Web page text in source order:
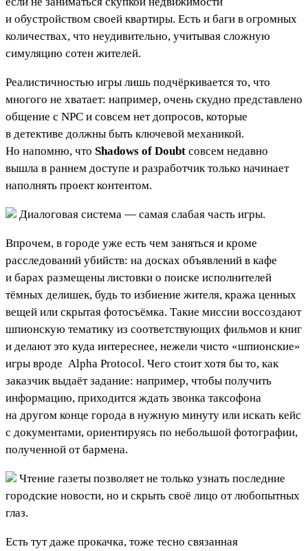
и обустройством своей квартиры. Есть и баги в огромных
количествах, что неудивительно, учитывая сложную
симуляцию сотен жителей.
Реалистичностью игры лишь подчёркивается то, что
многого не хватает: например, очень скудно представлено
общение с NPC и совсем нет допросов, которые
в детективе должны быть ключевой механикой.
Но напомню, что Shadows of Doubt совсем недавно
вышла в раннем доступе и разработчик только начинает
наполнять проект контентом.
Диалоговая система — самая слабая часть игры.
Впрочем, в городе уже есть чем заняться и кроме
расследований убийств: на досках объявлений в кафе
и барах размещены листовки о поиске исполнителей
тёмных делишек, будь то избиение жителя, кража ценных
вещей или скрытая фотосъёмка. Такие миссии воссоздают
шпионскую тематику из соответствующих фильмов и книг
и делают это куда интереснее, нежели чисто «шпионские»
игры вроде Alpha Protocol. Чего стоит хотя бы то, как
заказчик выдаёт задание: например, чтобы получить
информацию, приходится ждать звонка таксофона
на другом конце города в нужную минуту или искать кейс
с документами, ориентируясь по небольшой фотографии,
полученной от бармена.
Чтение газеты позволяет не только узнать последние
городские новости, но и скрыть своё лицо от любопытных
глаз.
Есть тут даже прокачка, тоже тесно связанная